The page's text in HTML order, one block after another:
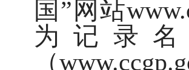
国”网站
为记录
（